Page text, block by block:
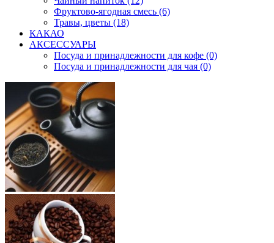
Фруктово-ягодная смесь (6)
Травы, цветы (18)
КАКАО
АКСЕССУАРЫ
Посуда и принадлежности для кофе (0)
Посуда и принадлежности для чая (0)